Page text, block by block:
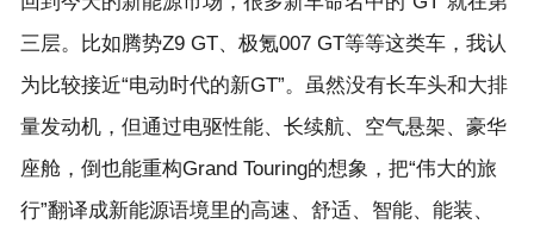
三层。比如腾势Z9 GT、极氪007 GT等等这类车，我认
为比较接近“电动时代的新GT”。虽然没有长车头和大排
量发动机，但通过电驱性能、长续航、空气悬架、豪华
座舱，倒也能重构Grand Touring的想象，把“伟大的旅
行”翻译成新能源语境里的高速、舒适、智能、能装、